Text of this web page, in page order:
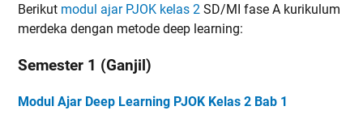
Berikut modul ajar PJOK kelas 2 SD/MI fase A kurikulum
merdeka dengan metode deep learning:
Semester 1 (Ganjil)
Modul Ajar Deep Learning PJOK Kelas 2 Bab 1